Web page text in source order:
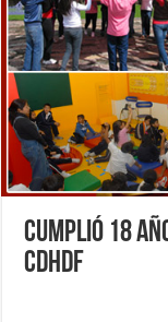
Cumplió 18
CDHDF